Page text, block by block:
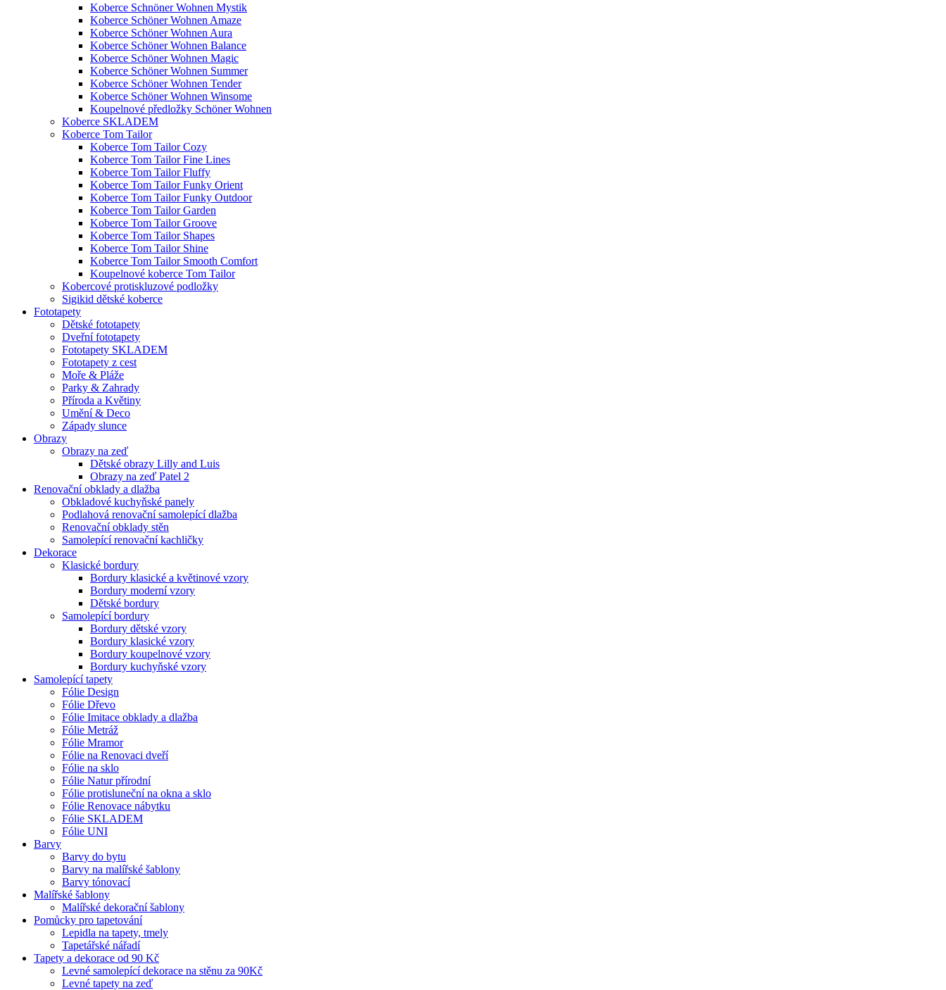
Koberce Schnöner Wohnen Mystik
Koberce Schöner Wohnen Amaze
Koberce Schöner Wohnen Aura
Koberce Schöner Wohnen Balance
Koberce Schöner Wohnen Magic
Koberce Schöner Wohnen Summer
Koberce Schöner Wohnen Tender
Koberce Schöner Wohnen Winsome
Koupelnové předložky Schöner Wohnen
Koberce SKLADEM
Koberce Tom Tailor
Koberce Tom Tailor Cozy
Koberce Tom Tailor Fine Lines
Koberce Tom Tailor Fluffy
Koberce Tom Tailor Funky Orient
Koberce Tom Tailor Funky Outdoor
Koberce Tom Tailor Garden
Koberce Tom Tailor Groove
Koberce Tom Tailor Shapes
Koberce Tom Tailor Shine
Koberce Tom Tailor Smooth Comfort
Koupelnové koberce Tom Tailor
Kobercové protiskluzové podložky
Sigikid dětské koberce
Fototapety
Dětské fototapety
Dveřní fototapety
Fototapety SKLADEM
Fototapety z cest
Moře & Pláže
Parky & Zahrady
Příroda a Květiny
Umění & Deco
Západy slunce
Obrazy
Obrazy na zeď
Dětské obrazy Lilly and Luis
Obrazy na zeď Patel 2
Renovační obklady a dlažba
Obkladové kuchyňské panely
Podlahová renovační samolepící dlažba
Renovační obklady stěn
Samolepící renovační kachličky
Dekorace
Klasické bordury
Bordury klasické a květinové vzory
Bordury moderní vzory
Dětské bordury
Samolepící bordury
Bordury dětské vzory
Bordury klasické vzory
Bordury koupelnové vzory
Bordury kuchyňské vzory
Samolepící tapety
Fólie Design
Fólie Dřevo
Fólie Imitace obklady a dlažba
Fólie Metráž
Fólie Mramor
Fólie na Renovaci dveří
Fólie na sklo
Fólie Natur přírodní
Fólie protisluneční na okna a sklo
Fólie Renovace nábytku
Fólie SKLADEM
Fólie UNI
Barvy
Barvy do bytu
Barvy na malířské šablony
Barvy tónovací
Malířské šablony
Malířské dekorační šablony
Pomůcky pro tapetování
Lepidla na tapety, tmely
Tapetářské nářadí
Tapety a dekorace od 90 Kč
Levné samolepící dekorace na stěnu za 90Kč
Levné tapety na zeď